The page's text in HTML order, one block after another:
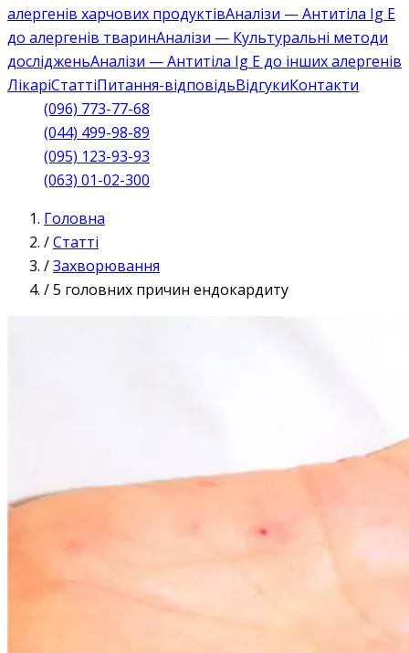
алергенів харчових продуктівАналізи — Антитіла Ig E
до алергенів тваринАналізи — Культуральні методи
дослідженьАналізи — Антитіла Ig E до інших алергенів
ЛікаріСтаттіПитання-відповідьВідгукиКонтакти
(096) 773-77-68
(044) 499-98-89
(095) 123-93-93
(063) 01-02-300
Головна
/Статті
/Захворювання
/5 головних причин ендокардиту